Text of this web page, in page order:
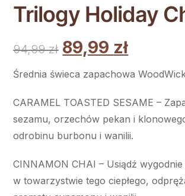
Trilogy Holiday
94,99zł 89,99 zł
Średnia świeca zapachowa
CARAMEL TOASTED SESAME –
sezamu, orzechów pekan i
odrobinu burbonu i wanilii.
CINNAMON CHAI – Usiądź
w towarzystwie tego ciepłego,